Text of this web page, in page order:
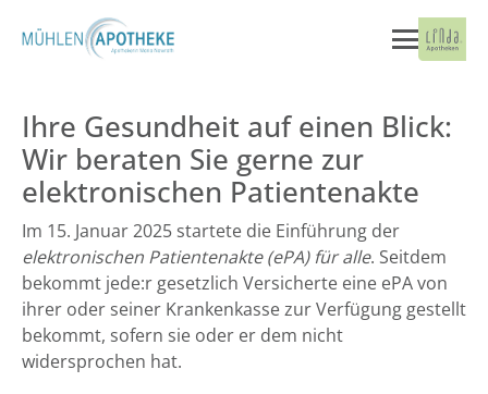
Ihre Gesundheit auf einen Blick:
Wir beraten Sie gerne zur
elektronischen Patientenakte
Im 15. Januar 2025 startete die Einführung der
elektronischen Patientenakte (ePA) für alle. Seitdem
bekommt jede:r gesetzlich Versicherte eine ePA von
ihrer oder seiner Krankenkasse zur Verfügung gestellt
bekommt, sofern sie oder er dem nicht
widersprochen hat.